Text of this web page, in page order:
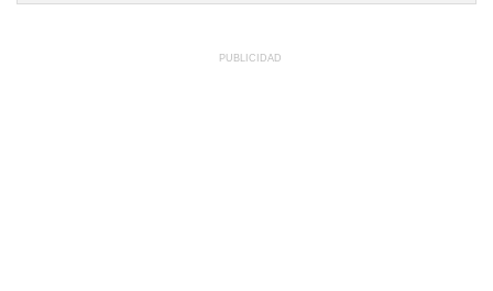
PUBLICIDAD